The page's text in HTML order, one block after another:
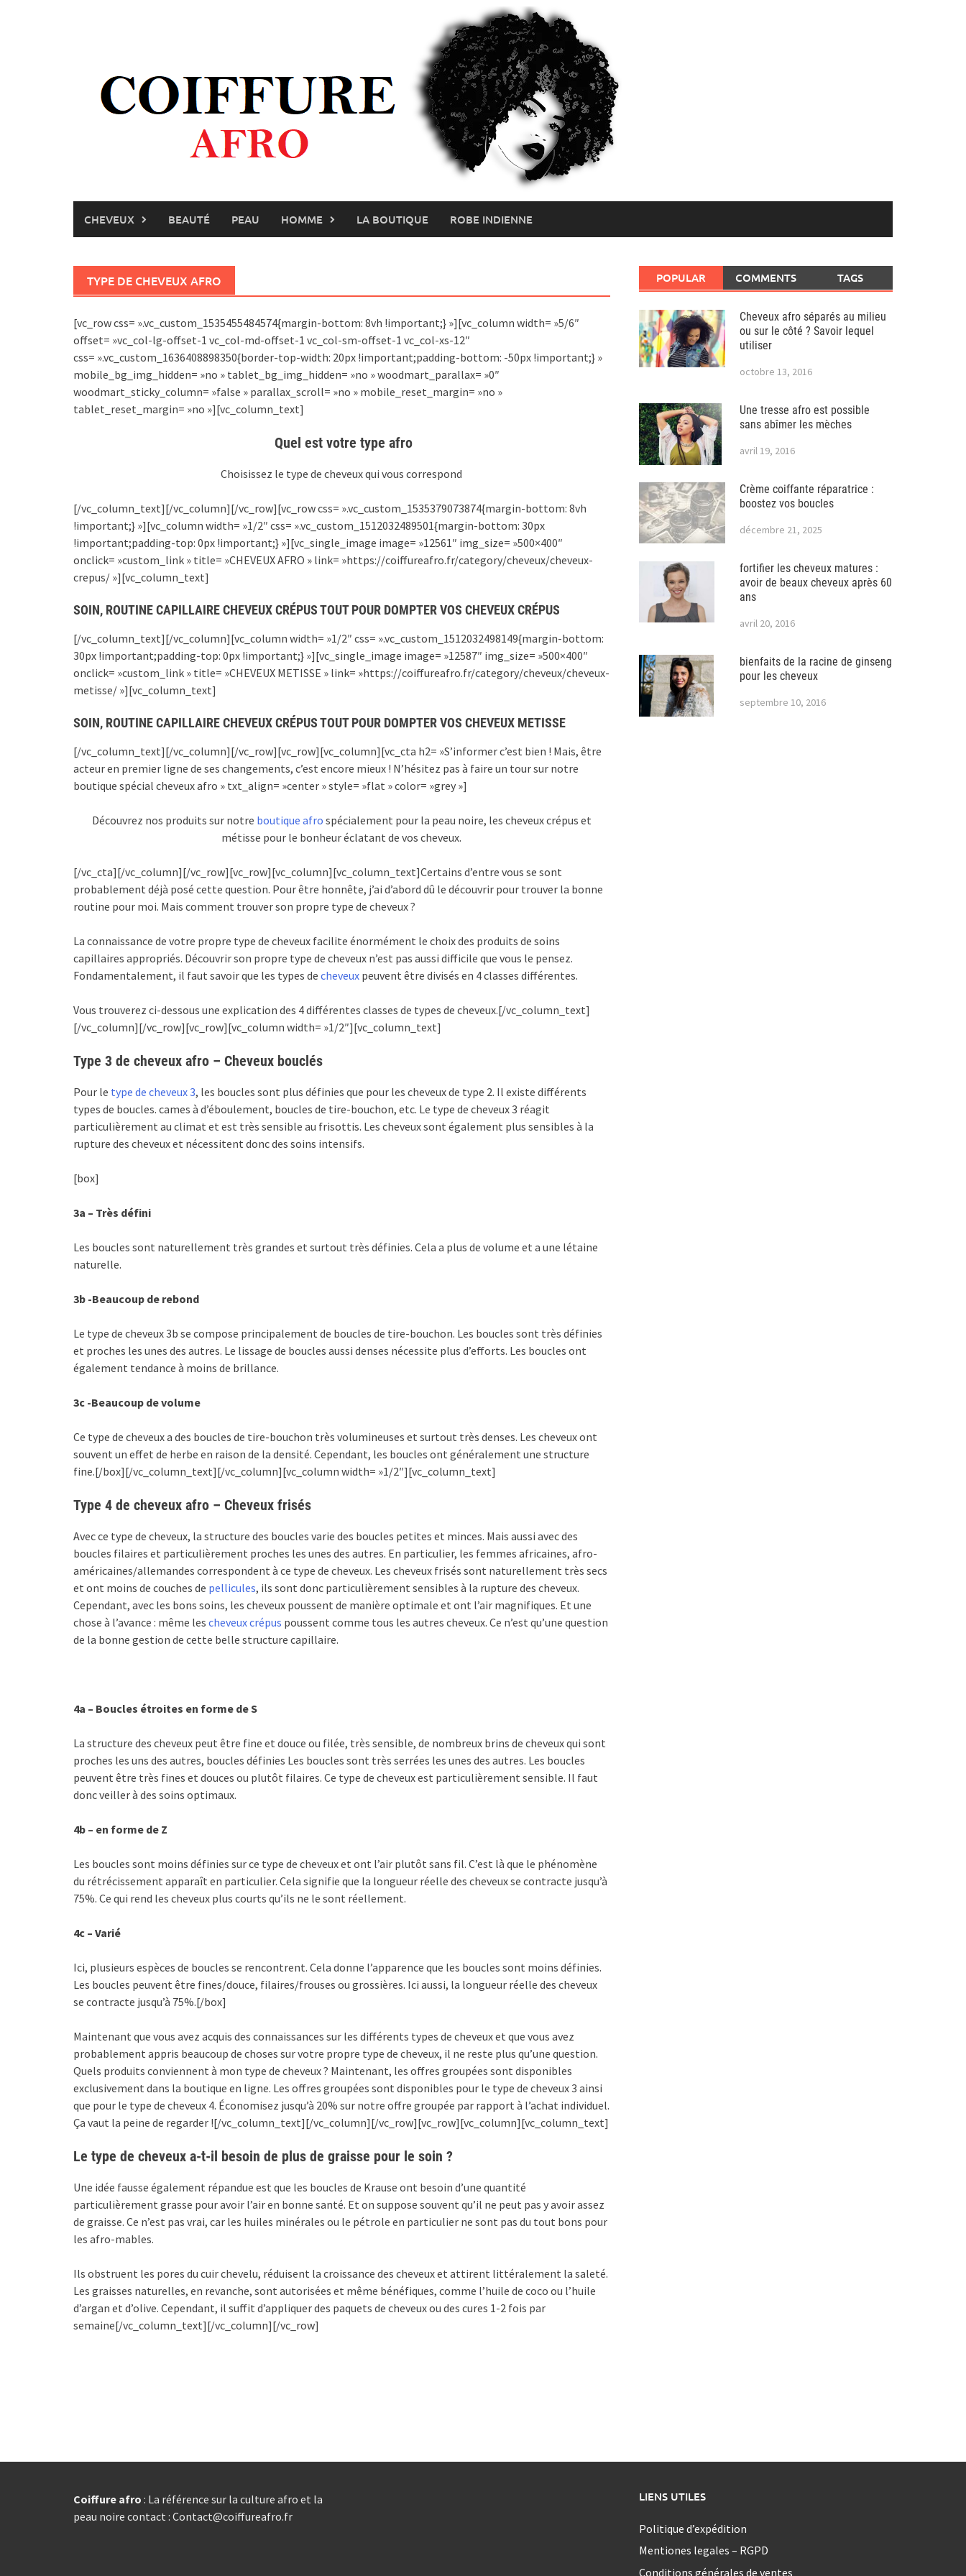
CHEVEUX BEAUTÉ PEAU HOMME LA BOUTIQUE ROBE INDIENNE
TYPE DE CHEVEUX AFRO
[vc_row css= ».vc_custom_1535455484574{margin-bottom: 8vh !important;} »][vc_column width= »5/6″
offset= »vc_col-lg-offset-1 vc_col-md-offset-1 vc_col-sm-offset-1 vc_col-xs-12″
css= ».vc_custom_1636408898350{border-top-width: 20px !important;padding-bottom: -50px !important;} »
mobile_bg_img_hidden= »no » tablet_bg_img_hidden= »no » woodmart_parallax= »0″
woodmart_sticky_column= »false » parallax_scroll= »no » mobile_reset_margin= »no »
tablet_reset_margin= »no »][vc_column_text]
Quel est votre type afro
Choisissez le type de cheveux qui vous correspond
[/vc_column_text][/vc_column][/vc_row][vc_row css= ».vc_custom_1535379073874{margin-bottom: 8vh
!important;} »][vc_column width= »1/2″ css= ».vc_custom_1512032489501{margin-bottom: 30px
!important;padding-top: 0px !important;} »][vc_single_image image= »12561″ img_size= »500×400″
onclick= »custom_link » title= »CHEVEUX AFRO » link= »https://coiffureafro.fr/category/cheveux/cheveux-
crepus/ »][vc_column_text]
SOIN, ROUTINE CAPILLAIRE CHEVEUX CRÉPUS TOUT POUR DOMPTER VOS CHEVEUX CRÉPUS
[/vc_column_text][/vc_column][vc_column width= »1/2″ css= ».vc_custom_1512032498149{margin-bottom:
30px !important;padding-top: 0px !important;} »][vc_single_image image= »12587″ img_size= »500×400″
onclick= »custom_link » title= »CHEVEUX METISSE » link= »https://coiffureafro.fr/category/cheveux/cheveux-
metisse/ »][vc_column_text]
SOIN, ROUTINE CAPILLAIRE CHEVEUX CRÉPUS TOUT POUR DOMPTER VOS CHEVEUX METISSE
[/vc_column_text][/vc_column][/vc_row][vc_row][vc_column][vc_cta h2= »S’informer c’est bien ! Mais, être
acteur en premier ligne de ses changements, c’est encore mieux ! N’hésitez pas à faire un tour sur notre
boutique spécial cheveux afro » txt_align= »center » style= »flat » color= »grey »]
Découvrez nos produits sur notre boutique afro spécialement pour la peau noire, les cheveux crépus et
métisse pour le bonheur éclatant de vos cheveux.
[/vc_cta][/vc_column][/vc_row][vc_row][vc_column][vc_column_text]Certains d’entre vous se sont
probablement déjà posé cette question. Pour être honnête, j’ai d’abord dû le découvrir pour trouver la bonne
routine pour moi. Mais comment trouver son propre type de cheveux ?
La connaissance de votre propre type de cheveux facilite énormément le choix des produits de soins
capillaires appropriés. Découvrir son propre type de cheveux n’est pas aussi difficile que vous le pensez.
Fondamentalement, il faut savoir que les types de cheveux peuvent être divisés en 4 classes différentes.
Vous trouverez ci-dessous une explication des 4 différentes classes de types de cheveux.[/vc_column_text]
[/vc_column][/vc_row][vc_row][vc_column width= »1/2″][vc_column_text]
Type 3 de cheveux afro – Cheveux bouclés
Pour le type de cheveux 3, les boucles sont plus définies que pour les cheveux de type 2. Il existe différents
types de boucles. cames à d’éboulement, boucles de tire-bouchon, etc. Le type de cheveux 3 réagit
particulièrement au climat et est très sensible au frisottis. Les cheveux sont également plus sensibles à la
rupture des cheveux et nécessitent donc des soins intensifs.
[box]
3a – Très défini
Les boucles sont naturellement très grandes et surtout très définies. Cela a plus de volume et a une létaine
naturelle.
3b -Beaucoup de rebond
Le type de cheveux 3b se compose principalement de boucles de tire-bouchon. Les boucles sont très définies
et proches les unes des autres. Le lissage de boucles aussi denses nécessite plus d’efforts. Les boucles ont
également tendance à moins de brillance.
3c -Beaucoup de volume
Ce type de cheveux a des boucles de tire-bouchon très volumineuses et surtout très denses. Les cheveux ont
souvent un effet de herbe en raison de la densité. Cependant, les boucles ont généralement une structure
fine.[/box][/vc_column_text][/vc_column][vc_column width= »1/2″][vc_column_text]
Type 4 de cheveux afro – Cheveux frisés
Avec ce type de cheveux, la structure des boucles varie des boucles petites et minces. Mais aussi avec des
boucles filaires et particulièrement proches les unes des autres. En particulier, les femmes africaines, afro-
américaines/allemandes correspondent à ce type de cheveux. Les cheveux frisés sont naturellement très secs
et ont moins de couches de pellicules, ils sont donc particulièrement sensibles à la rupture des cheveux.
Cependant, avec les bons soins, les cheveux poussent de manière optimale et ont l’air magnifiques. Et une
chose à l’avance : même les cheveux crépus poussent comme tous les autres cheveux. Ce n’est qu’une question
de la bonne gestion de cette belle structure capillaire.
4a – Boucles étroites en forme de S
La structure des cheveux peut être fine et douce ou filée, très sensible, de nombreux brins de cheveux qui sont
proches les uns des autres, boucles définies Les boucles sont très serrées les unes des autres. Les boucles
peuvent être très fines et douces ou plutôt filaires. Ce type de cheveux est particulièrement sensible. Il faut
donc veiller à des soins optimaux.
4b – en forme de Z
Les boucles sont moins définies sur ce type de cheveux et ont l’air plutôt sans fil. C’est là que le phénomène
du rétrécissement apparaît en particulier. Cela signifie que la longueur réelle des cheveux se contracte jusqu’à
75%. Ce qui rend les cheveux plus courts qu’ils ne le sont réellement.
4c – Varié
Ici, plusieurs espèces de boucles se rencontrent. Cela donne l’apparence que les boucles sont moins définies.
Les boucles peuvent être fines/douce, filaires/frouses ou grossières. Ici aussi, la longueur réelle des cheveux
se contracte jusqu’à 75%.[/box]
Maintenant que vous avez acquis des connaissances sur les différents types de cheveux et que vous avez
probablement appris beaucoup de choses sur votre propre type de cheveux, il ne reste plus qu’une question.
Quels produits conviennent à mon type de cheveux ? Maintenant, les offres groupées sont disponibles
exclusivement dans la boutique en ligne. Les offres groupées sont disponibles pour le type de cheveux 3 ainsi
que pour le type de cheveux 4. Économisez jusqu’à 20% sur notre offre groupée par rapport à l’achat individuel.
Ça vaut la peine de regarder ![/vc_column_text][/vc_column][/vc_row][vc_row][vc_column][vc_column_text]
Le type de cheveux a-t-il besoin de plus de graisse pour le soin ?
Une idée fausse également répandue est que les boucles de Krause ont besoin d’une quantité
particulièrement grasse pour avoir l’air en bonne santé. Et on suppose souvent qu’il ne peut pas y avoir assez
de graisse. Ce n’est pas vrai, car les huiles minérales ou le pétrole en particulier ne sont pas du tout bons pour
les afro-mables.
Ils obstruent les pores du cuir chevelu, réduisent la croissance des cheveux et attirent littéralement la saleté.
Les graisses naturelles, en revanche, sont autorisées et même bénéfiques, comme l’huile de coco ou l’huile
d’argan et d’olive. Cependant, il suffit d’appliquer des paquets de cheveux ou des cures 1-2 fois par
semaine[/vc_column_text][/vc_column][/vc_row]
POPULAR COMMENTS TAGS
Cheveux afro séparés au milieu
ou sur le côté ? Savoir lequel
utiliser
octobre 13, 2016
Une tresse afro est possible
sans abîmer les mèches
avril 19, 2016
Crème coiffante réparatrice :
boostez vos boucles
décembre 21, 2025
fortifier les cheveux matures :
avoir de beaux cheveux après 60
ans
avril 20, 2016
bienfaits de la racine de ginseng
pour les cheveux
septembre 10, 2016
Coiffure afro : La référence sur la culture afro et la
peau noire contact : Contact@coiffureafro.fr
LIENS UTILES
Politique d’expédition
Mentiones legales – RGPD
Conditions générales de ventes